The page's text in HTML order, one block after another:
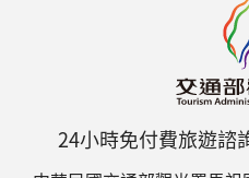
24小時免付費旅遊諮